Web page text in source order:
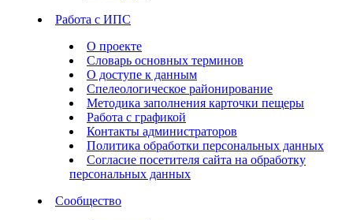
Работа с ИПС
О проекте
Словарь основных терминов
О доступе к данным
Спелеологическое районирование
Методика заполнения карточки пещеры
Работа с графикой
Контакты администраторов
Политика обработки персональных данных
Согласие посетителя сайта на обработку
персональных данных
Сообщество